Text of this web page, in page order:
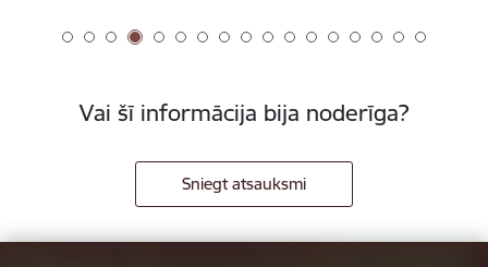
Vai šī informācija bija noderīga?
Sniegt atsauksmi